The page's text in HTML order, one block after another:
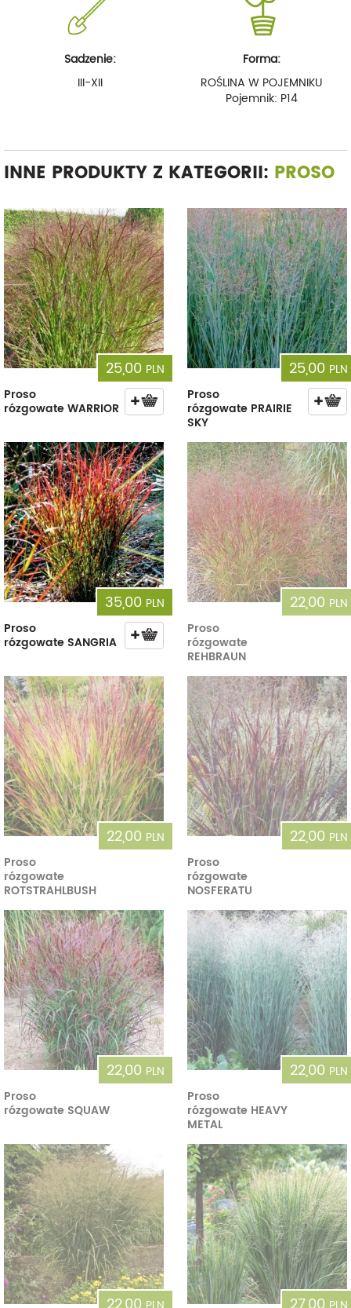
Sadzenie:
III-XII
Forma:
ROŚLINA W POJEMNIKU
Pojemnik: P14
INNE PRODUKTY Z KATEGORII: PROSO
25,00 PLN
Proso
rózgowate WARRIOR
25,00 PLN
Proso
rózgowate PRAIRIE
SKY
35,00 PLN
Proso
rózgowate SANGRIA
22,00 PLN
Proso
rózgowate
REHBRAUN
22,00 PLN
Proso
rózgowate
ROTSTRAHLBUSH
22,00 PLN
Proso
rózgowate
NOSFERATU
22,00 PLN
Proso
rózgowate SQUAW
22,00 PLN
Proso
rózgowate HEAVY
METAL